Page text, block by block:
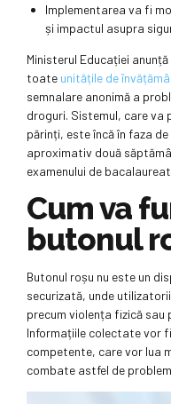
Implementarea va fi
și impactul asupra
Ministerul Educației
toate unitățile de
semnalare anonimă a
droguri. Sistemul, care va
părinți, este încă în faza
aproximativ două
examenului de
Cum va
butonul
Butonul roșu nu este un
securizată, unde
precum violența fizică sau
Informațiile colectate vor
competente, care vor lua
combate astfel de